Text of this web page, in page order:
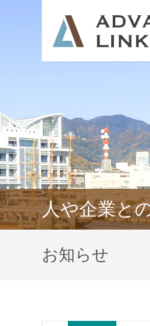
人や企業と
お知らせ